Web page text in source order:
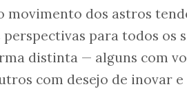
movimento dos astros
para todos os
distinta — alguns com
com desejo de inovar